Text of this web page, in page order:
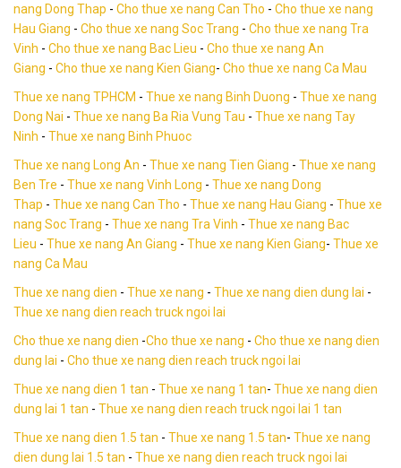
nang Dong Thap - Cho thue xe nang Can Tho - Cho thue xe nang
Hau Giang - Cho thue xe nang Soc Trang - Cho thue xe nang Tra
Vinh - Cho thue xe nang Bac Lieu - Cho thue xe nang An
Giang - Cho thue xe nang Kien Giang- Cho thue xe nang Ca Mau
Thue xe nang TPHCM - Thue xe nang Binh Duong - Thue xe nang
Dong Nai - Thue xe nang Ba Ria Vung Tau - Thue xe nang Tay
Ninh - Thue xe nang Binh Phuoc
Thue xe nang Long An - Thue xe nang Tien Giang - Thue xe nang
Ben Tre - Thue xe nang Vinh Long - Thue xe nang Dong
Thap - Thue xe nang Can Tho - Thue xe nang Hau Giang - Thue xe
nang Soc Trang - Thue xe nang Tra Vinh - Thue xe nang Bac
Lieu - Thue xe nang An Giang - Thue xe nang Kien Giang- Thue xe
nang Ca Mau
Thue xe nang dien - Thue xe nang - Thue xe nang dien dung lai -
Thue xe nang dien reach truck ngoi lai
Cho thue xe nang dien -Cho thue xe nang - Cho thue xe nang dien
dung lai - Cho thue xe nang dien reach truck ngoi lai
Thue xe nang dien 1 tan - Thue xe nang 1 tan- Thue xe nang dien
dung lai 1 tan - Thue xe nang dien reach truck ngoi lai 1 tan
Thue xe nang dien 1.5 tan - Thue xe nang 1.5 tan- Thue xe nang
dien dung lai 1.5 tan - Thue xe nang dien reach truck ngoi lai